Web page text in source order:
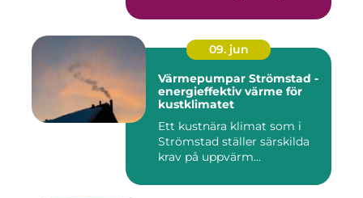
09. jun
Värmepumpar Strömstad -
energieffektiv värme för
kustklimatet
Ett kustnära klimat som i
Strömstad ställer särskilda
krav på uppvärm...